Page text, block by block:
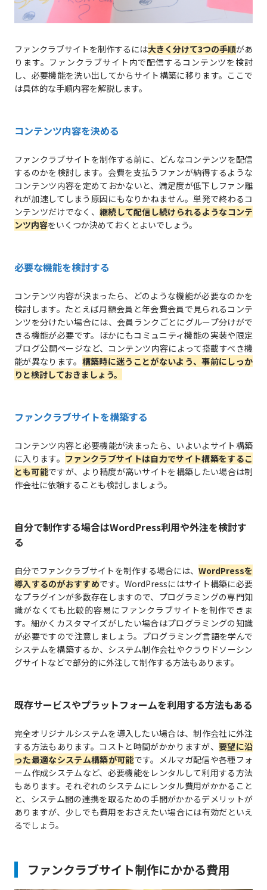
ファンクラブサイトを制作するには大きく分けて3つの手順があ
ります。ファンクラブサイト内で配信するコンテンツを検討
し、必要機能を洗い出してからサイト構築に移ります。ここで
は具体的な手順内容を解説します。
コンテンツ内容を決める
ファンクラブサイトを制作する前に、どんなコンテンツを配信
するのかを検討します。会費を支払うファンが納得するような
コンテンツ内容を定めておかないと、満足度が低下しファン離
れが加速してしまう原因にもなりかねません。単発で終わるコ
ンテンツだけでなく、 継続して配信し続けられるようなコンテ
ンツ内容をいくつか決めておくとよいでしょう。
必要な機能を検討する
コンテンツ内容が決まったら、どのような機能が必要なのかを
検討します。たとえば月額会員と年会費会員で見られるコンテ
ンツを分けたい場合には、会員ランクごとにグループ分けがで
きる機能が必要です。ほかにもコミュニティ機能の実装や限定
ブログ公開ページなど、コンテンツ内容によって搭載すべき機
能が異なります。 構築時に迷うことがないよう、事前にしっか
りと検討しておきましょう。
ファンクラブサイトを構築する
コンテンツ内容と必要機能が決まったら、いよいよサイト構築
に入ります。 ファンクラブサイトは自力でサイト構築をするこ
とも可能ですが、より精度が高いサイトを構築したい場合は制
作会社に依頼することも検討しましょう。
自分で制作する場合はWordPress利用や外注を検討す
る
自分でファンクラブサイトを制作する場合には、WordPressを
導入するのがおすすめです。WordPressにはサイト構築に必要
なプラグインが多数存在しますので、プログラミングの専門知
識がなくても比較的容易にファンクラブサイトを制作できま
す。細かくカスタマイズがしたい場合はプログラミングの知識
が必要ですので注意しましょう。プログラミング言語を学んで
システムを構築するか、システム制作会社やクラウドソーシン
グサイトなどで部分的に外注して制作する方法もあります。
既存サービスやプラットフォームを利用する方法もある
完全オリジナルシステムを導入したい場合は、制作会社に外注
する方法もあります。コストと時間がかかりますが、要望に沿
った最適なシステム構築が可能です。メルマガ配信や各種フォ
ーム作成システムなど、必要機能をレンタルして利用する方法
もあります。それぞれのシステムにレンタル費用がかかること
と、システム間の連携を取るための手間がかかるデメリットが
ありますが、少しでも費用をおさえたい場合には有効だといえ
るでしょう。
ファンクラブサイト制作にかかる費用